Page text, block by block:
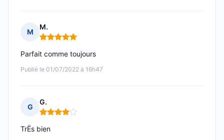
M
M.
Note : 5 sur 5
Publié le 01/07/2022 à 16h47
Parfait comme toujours
G
G.
Note : 4 sur 5
TrËs bien